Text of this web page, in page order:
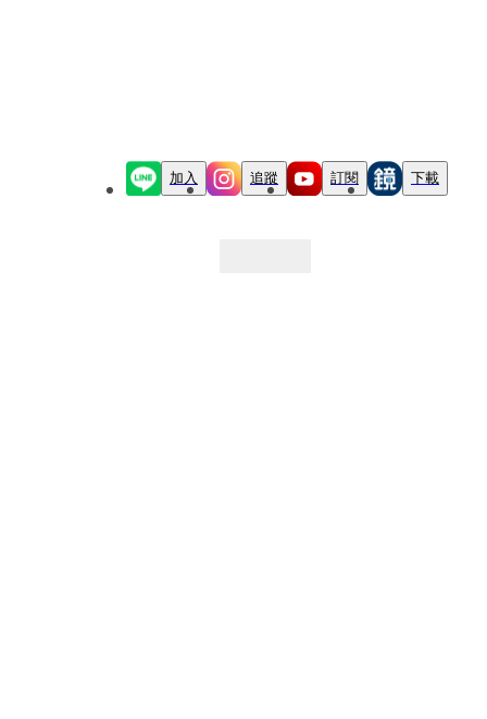
加入 追蹤 訂閱 下載